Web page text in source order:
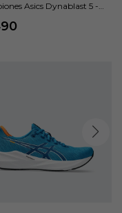
Asics Dynablast 5 -